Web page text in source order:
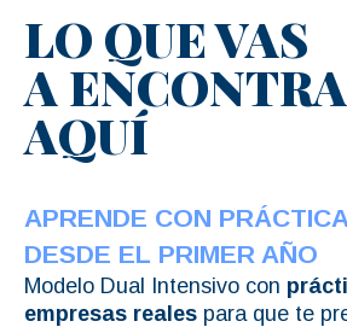
LO QUE VAS
A
AQUÍ
APRENDE CON
DESDE EL PRIMER AÑO
Modelo Dual Intensivo con
empresas reales para que te